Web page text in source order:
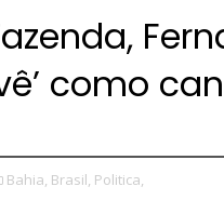
como
Bahia, Brasil, Politica,